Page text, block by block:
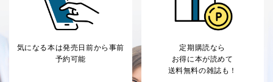
採用応募者の方の
個人情報
採用選考、ご連絡のため
5
人情報
め
パートナー（提携
購入商品配送のため
提携企業及びお客様がご購入され
気になる本は発売日前から事前
予約可能
定期購読なら
お得に本が読めて
送料無料の雑誌も！